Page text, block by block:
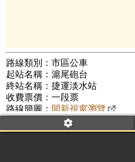
路線類別：市區公車
起站名稱：滬尾砲台
終站名稱：捷運淡水站
收費票價：一段票
路線簡圖： 開新視窗瀏覽
附屬名稱：836
公車數量: 累計7855、上線6760